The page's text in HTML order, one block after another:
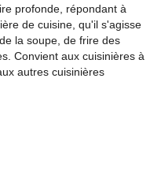
profonde, répondant à
de cuisine, qu'il s'agisse
la soupe, de frire des
Convient aux cuisinières à
autres cuisinières